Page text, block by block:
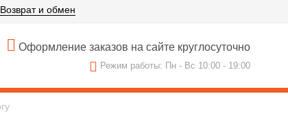
Возврат и обмен
Оформление заказов на сайте круглосуточно
Режим работы: Пн - Вс 10:00 - 19:00